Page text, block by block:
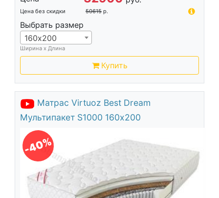
Цена без скидки 50615 р.
Выбрать размер
160х200
Ширина х Длина
Купить
Матрас Virtuoz Best Dream
Мультипакет S1000 160х200
-40%